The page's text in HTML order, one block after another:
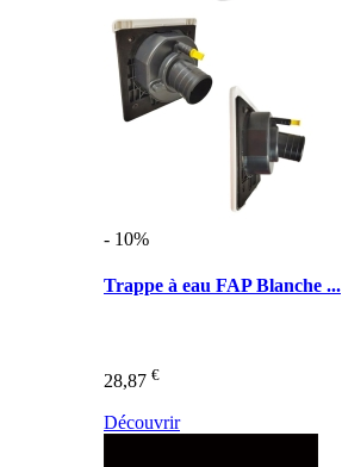
- 10%
Trappe à eau FAP Blanche ...
28,87 €
Découvrir